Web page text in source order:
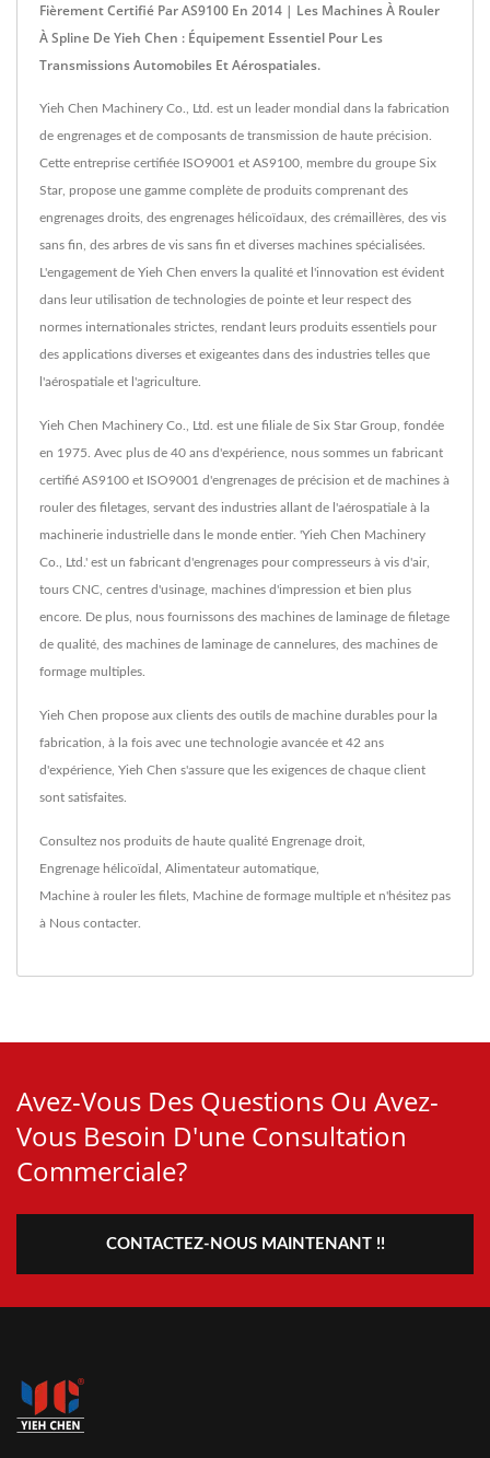
Fièrement Certifié Par AS9100 En 2014 | Les Machines À Rouler
À Spline De Yieh Chen : Équipement Essentiel Pour Les
Transmissions Automobiles Et Aérospatiales.
Yieh Chen Machinery Co., Ltd. est un leader mondial dans la fabrication
de engrenages et de composants de transmission de haute précision.
Cette entreprise certifiée ISO9001 et AS9100, membre du groupe Six
Star, propose une gamme complète de produits comprenant des
engrenages droits, des engrenages hélicoïdaux, des crémaillères, des vis
sans fin, des arbres de vis sans fin et diverses machines spécialisées.
L'engagement de Yieh Chen envers la qualité et l'innovation est évident
dans leur utilisation de technologies de pointe et leur respect des
normes internationales strictes, rendant leurs produits essentiels pour
des applications diverses et exigeantes dans des industries telles que
l'aérospatiale et l'agriculture.
Yieh Chen Machinery Co., Ltd. est une filiale de Six Star Group, fondée
en 1975. Avec plus de 40 ans d'expérience, nous sommes un fabricant
certifié AS9100 et ISO9001 d'engrenages de précision et de machines à
rouler des filetages, servant des industries allant de l'aérospatiale à la
machinerie industrielle dans le monde entier. 'Yieh Chen Machinery
Co., Ltd.' est un fabricant d'engrenages pour compresseurs à vis d'air,
tours CNC, centres d'usinage, machines d'impression et bien plus
encore. De plus, nous fournissons des machines de laminage de filetage
de qualité, des machines de laminage de cannelures, des machines de
formage multiples.
Yieh Chen propose aux clients des outils de machine durables pour la
fabrication, à la fois avec une technologie avancée et 42 ans
d'expérience, Yieh Chen s'assure que les exigences de chaque client
sont satisfaites.
Consultez nos produits de haute qualité Engrenage droit
Engrenage hélicoïdal Alimentateur automatique
Machine à rouler les filets Machine de formage multiple et n'hésitez pas
à Nous contacter.
Avez-Vous Des Questions Ou Avez-
Vous Besoin D'une Consultation
Commerciale?
CONTACTEZ-NOUS MAINTENANT !!